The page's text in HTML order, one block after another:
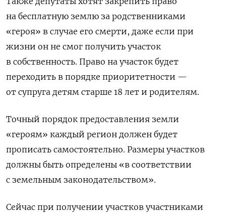
на бесплатную землю за родственниками
«героя» в случае его смерти, даже если при
жизни он не смог получить участок
в собственность. Право на участок будет
переходить в порядке приоритетности —
от супруга детям старше 18 лет и родителям.
Точный порядок предоставления земли
«героям» каждый регион должен будет
прописать самостоятельно. Размеры участков
должны быть определены «в соответствии
с земельным законодательством».
Сейчас при получении участков участниками